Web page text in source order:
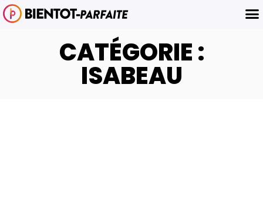
CATÉGORIE :
ISABEAU